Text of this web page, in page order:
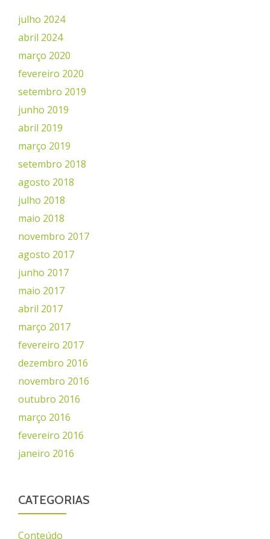
julho 2024
abril 2024
março 2020
fevereiro 2020
setembro 2019
junho 2019
abril 2019
março 2019
setembro 2018
agosto 2018
julho 2018
maio 2018
novembro 2017
agosto 2017
junho 2017
maio 2017
abril 2017
março 2017
fevereiro 2017
dezembro 2016
novembro 2016
outubro 2016
março 2016
fevereiro 2016
janeiro 2016
CATEGORIAS
Conteúdo